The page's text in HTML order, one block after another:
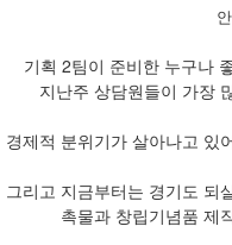
기획 2팀이 준비한 누구나
지난주 상담원들이 가장
경제적 분위기가 살아나고 있
그리고 지금부터는 경기도 되
촉물과 창립기념품 제